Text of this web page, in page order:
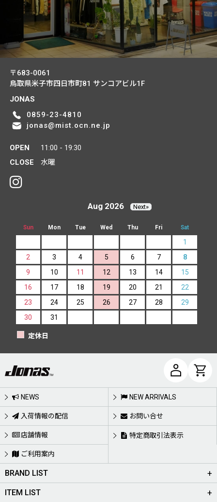
〒683-0061
鳥取県米子市四日市町81 サンコアビル1F
JONAS
0859-23-4810
jonas@mist.ocn.ne.jp
OPEN
11:00 - 19:30
CLOSE
水曜
Aug 2026 Next»
Sun Mon Tue Wed Thu Fri Sat
1
2
3 4 5 6 7
8
9
10 11 12 13 14
15
16
17 18 19 20 21
22
23
24 25 26 27 28
29
30
31
定休日
NEWS NEW ARRIVALS
入荷情報の配信 お問い合せ
店舗情報 特定商取引法表示
ご利用案内
BRAND LIST
ITEM LIST